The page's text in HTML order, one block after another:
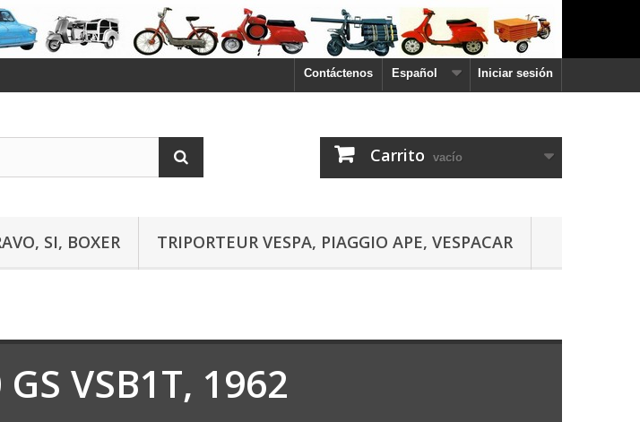
Iniciar sesión
Español
Contáctenos
Carrito vacío
SI, BOXER TRIPORTEUR VESPA, PIAGGIO APE, VESPACAR
VSB1T, 1962